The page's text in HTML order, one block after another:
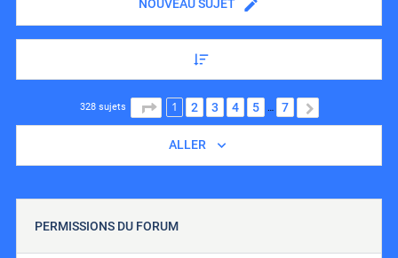
NOUVEAU SUJET
328 sujets PAGE 1 SUR 7
1 2 3 4 5 … 7
ALLER
PERMISSIONS DU FORUM